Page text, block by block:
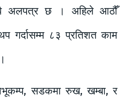
अलपत्र छ । अहिले आठौँ
गर्दासम्म ८३ प्रतिशत काम
सडकमा रुख, खम्बा, र